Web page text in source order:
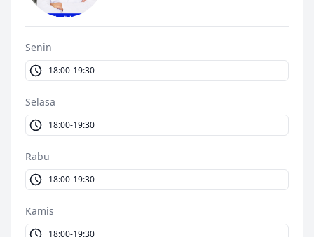
Senin
18:00-19:30
Selasa
18:00-19:30
Rabu
18:00-19:30
Kamis
18:00-19:30